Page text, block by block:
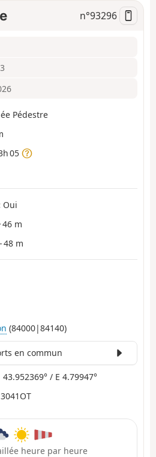
i
o
n°93296
Pédestre
05
Oui
46 m
- 48 m
(84000|84140)
en commun
43.952369° / E 4.79947°
heure par heure